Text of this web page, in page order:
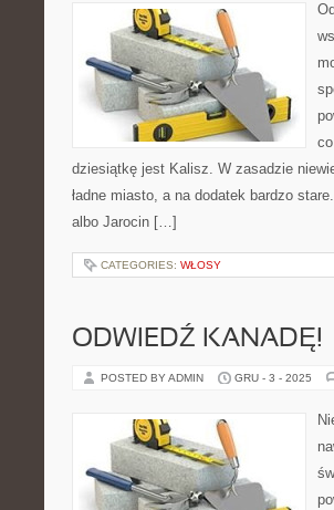
dziesiątkę jest Kalisz. W zasadzie
ładne miasto, a na dodatek bardzo
albo Jarocin […]
CATEGORIES: WŁOSY
ODWIEDŹ KANADĘ!
POSTED BY ADMIN GRU - 3 - 2025